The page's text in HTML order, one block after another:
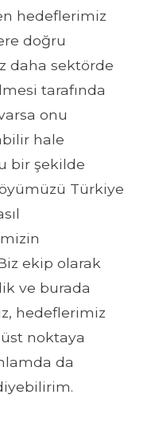
hedeflerimiz
doğru
daha sektörde
tarafında
onu
hale
bir şekilde
Türkiye
ekip olarak
ve burada
hedeflerimiz
noktaya
da